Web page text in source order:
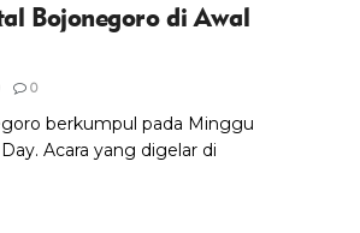
Bojonegoro di Awal
0
berkumpul pada Minggu
Acara yang digelar di